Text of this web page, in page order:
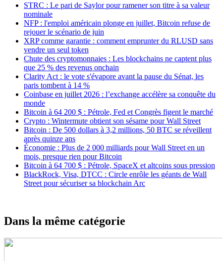
STRC : Le pari de Saylor pour ramener son titre à sa valeur
nominale
NFP : l'emploi américain plonge en juillet, Bitcoin refuse de
rejouer le scénario de juin
XRP comme garantie : comment emprunter du RLUSD sans
vendre un seul token
Chute des cryptomonnaies : Les blockchains ne captent plus
que 25 % des revenus onchain
Clarity Act : le vote s'évapore avant la pause du Sénat, les
paris tombent à 14 %
Coinbase en juillet 2026 : l’exchange accélère sa conquête du
monde
Bitcoin à 64 200 $ : Pétrole, Fed et Congrès figent le marché
Crypto : Wintermute obtient son sésame pour Wall Street
Bitcoin : De 500 dollars à 3,2 millions, 50 BTC se réveillent
après quinze ans
Économie : Plus de 2 000 milliards pour Wall Street en un
mois, presque rien pour Bitcoin
Bitcoin à 64 700 $ : Pétrole, SpaceX et altcoins sous pression
BlackRock, Visa, DTCC : Circle enrôle les géants de Wall
Street pour sécuriser sa blockchain Arc
Dans la même catégorie